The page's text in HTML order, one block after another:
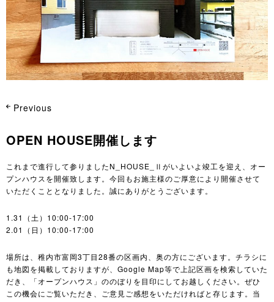
Previous
OPEN HOUSE開催します
これまで進行して参りましたN_HOUSE_Ⅱがいよいよ竣工を迎え、オー
プンハウスを開催致します。今回もお施主様のご厚意により開催させて
いただくこととなりました。誠にありがとうございます。
1.31（土）10:00-17:00
2.01（日）10:00-17:00
場所は、稚内市富岡3丁目28番の区画内、奥の方にございます。チラシに
も地図を掲載しておりますが、Google Map等で上記区画を検索していた
だき、「オープンハウス」ののぼりを目印にしてお越しください。ぜひ
この機会にご覧いただき、ご意見ご感想をいただければと存じます。当